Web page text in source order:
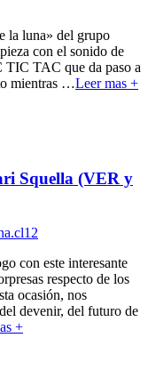
la luna» del grupo
con el sonido de
TIC TAC que da paso a
mientras …Leer mas +
Squella (VER y
12
con este interesante
respecto de los
ocasión, nos
devenir, del futuro de
+